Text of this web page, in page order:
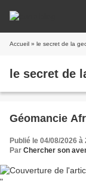
Accueil » le secret de la
le secret de
Géomancie
Publié le 04/08/2026 à
Par Chercher son